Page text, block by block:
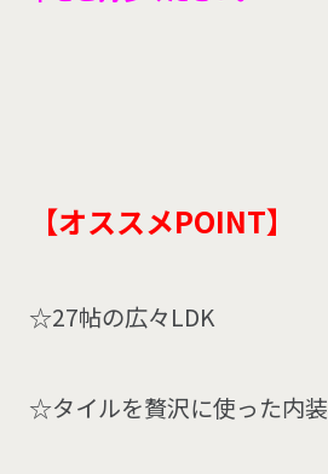
【オススメPOINT】
☆27帖の広々LDK
☆タイルを贅沢に使った内装